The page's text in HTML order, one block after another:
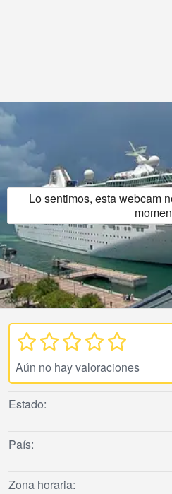
Lo sentimos, esta webcam
Aún no hay valoraciones
Estado:
País:
Zona horaria: